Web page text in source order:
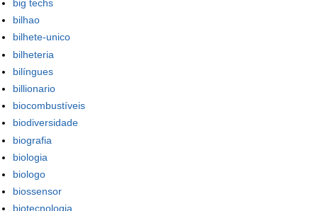
big techs
bilhao
bilhete-unico
bilheteria
bilíngues
billionario
biocombustíveis
biodiversidade
biografia
biologia
biologo
biossensor
biotecnologia